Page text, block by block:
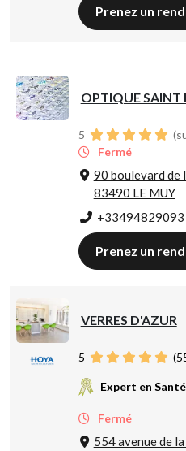
Prenez un
OPTIQUE SAINT
5
Fermé
90 boulevard de
83490 LE MUY
+33494829093
Prenez un
VERRES D'AZUR
5 (
Expert en
Fermé
554 avenue de